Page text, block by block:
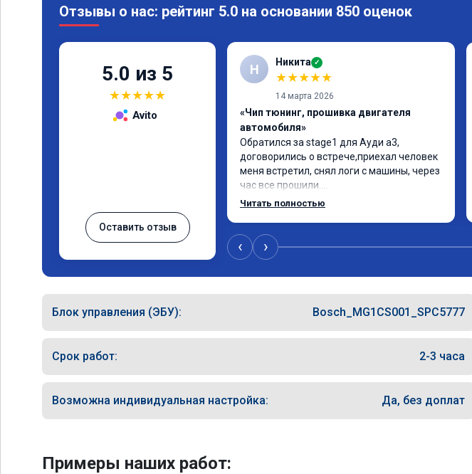
Отзывы о нас: рейтинг 5.0 на основании 850 оценок
5.0 из 5
★★★★★
Avito
Оставить отзыв
Н Никита ✓
★★★★★
14 марта 2026
«Чип тюнинг, прошивка двигателя
автомобиля»
Обратился за stage1 для Ауди а3,
договорились о встрече,приехал человек
меня встретил, снял логи с машины, через
час все прошили.
Арман спасибо тебе огромное, машинка
может 🤣машина едет не в себя, еще раз
спасибо вам!!!!!!!
Читать полностью
‹ ›
Блок управления (ЭБУ): Bosch_MG1CS001_SPC5777
Срок работ: 2-3 часа
Возможна индивидуальная настройка: Да, без доплат
Примеры наших работ: